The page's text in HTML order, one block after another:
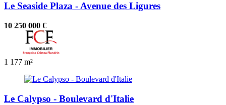
Le Seaside Plaza - Avenue des Ligures
10 250 000 €
1 177 m²
Le Calypso - Boulevard d'Italie